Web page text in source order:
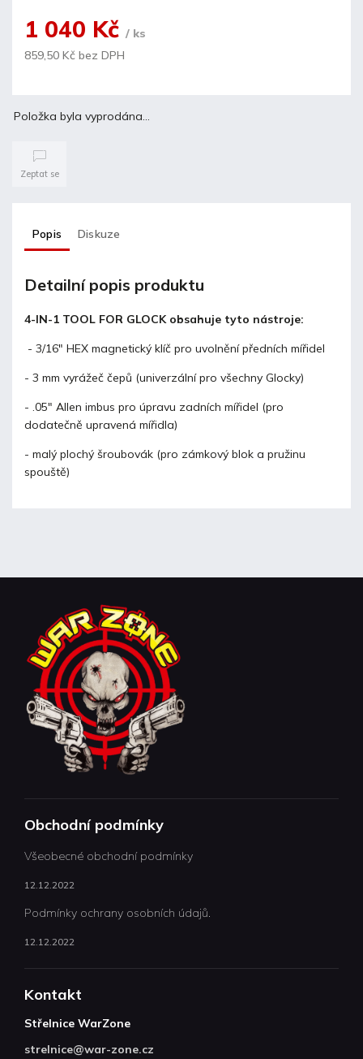
1 040 Kč / ks
859,50 Kč bez DPH
Položka byla vyprodána…
Zeptat se
Popis Diskuze
Detailní popis produktu
4-IN-1 TOOL FOR GLOCK obsahuje tyto nástroje:
- 3/16" HEX magnetický klíč pro uvolnění předních mířidel
- 3 mm vyrážeč čepů (univerzální pro všechny Glocky)
- .05" Allen imbus pro úpravu zadních mířidel (pro
dodatečně upravená mířidla)
- malý plochý šroubovák (pro zámkový blok a pružinu
spouště)
Obchodní podmínky
Všeobecné obchodní podmínky
12.12.2022
Podmínky ochrany osobních údajů.
12.12.2022
Kontakt
Střelnice WarZone
strelnice@war-zone.cz